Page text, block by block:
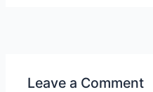
Leave a Comment